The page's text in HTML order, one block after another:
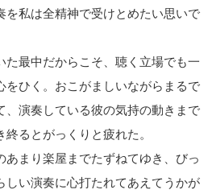
を私は全精神で受けとめたい思いで
最中だからこそ、聴く立場でも一
をひく。おこがましいながらまるで
、演奏している彼の気持の動きまで
るとがっくりと疲れた。
まり楽屋までたずねてゆき、びっ
しい演奏に心打たれてあえてうかが